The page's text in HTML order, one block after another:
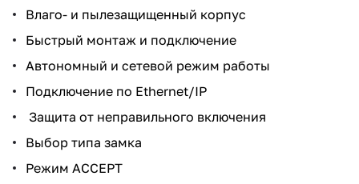
Влаго- и пылезащищенный корпус
Быстрый монтаж и подключение
Автономный и сетевой режим работы
Подключение по Ethernet/IP
Защита от неправильного включения
Выбор типа замка
Режим ACCEPT